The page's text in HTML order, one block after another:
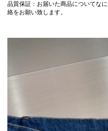
品質保証：お届いた商品についてな
絡をお願い致します。